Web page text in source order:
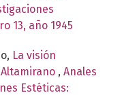
13, año 1945
La visión
, Anales
Estéticas: